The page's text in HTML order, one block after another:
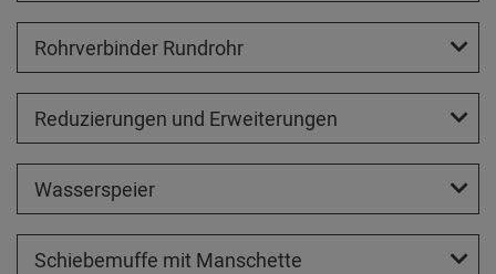
Rohrverbinder Rundrohr
Reduzierungen und Erweiterungen
Wasserspeier
Schiebemuffe mit Manschette